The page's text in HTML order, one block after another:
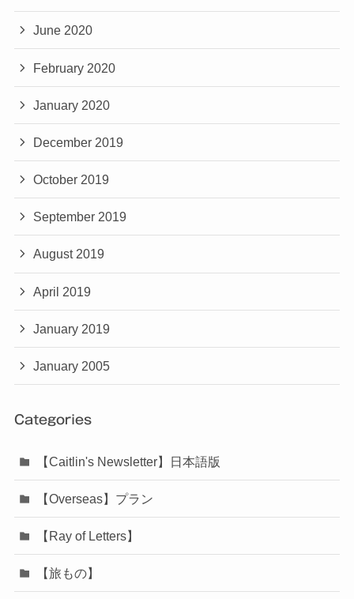
June 2020
February 2020
January 2020
December 2019
October 2019
September 2019
August 2019
April 2019
January 2019
January 2005
Categories
【Caitlin's Newsletter】日本語版
【Overseas】プラン
【Ray of Letters】
【旅もの】